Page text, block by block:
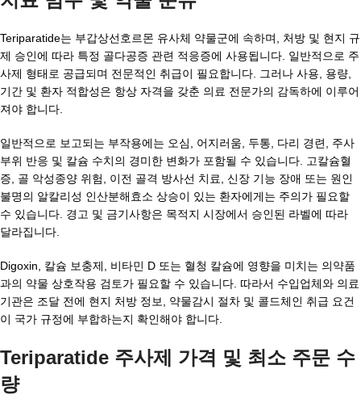
Teriparatide는 부갑상선호르몬 유사체 약물군에 속하며, 처방 및 현지 규
제 승인에 따라 특정 골다공증 관련 적응증에 사용됩니다. 일반적으로 주
사제 형태로 공급되며 전문적인 취급이 필요합니다. 그러나 사용, 용량,
기간 및 환자 적합성은 항상 자격을 갖춘 의료 전문가의 감독하에 이루어
져야 합니다.
일반적으로 보고되는 부작용에는 오심, 어지러움, 두통, 다리 경련, 주사
부위 반응 및 칼슘 수치의 경미한 변화가 포함될 수 있습니다. 고칼슘혈
증, 골 악성종양 위험, 이전 골격 방사선 치료, 신장 기능 장애 또는 원인
불명의 알칼리성 인산분해효소 상승이 있는 환자에게는 주의가 필요할
수 있습니다. 경고 및 금기사항은 목적지 시장에서 승인된 라벨에 따라
달라집니다.
Digoxin, 칼슘 보충제, 비타민 D 또는 혈청 칼슘에 영향을 미치는 의약품
과의 약물 상호작용 검토가 필요할 수 있습니다. 따라서 수입업체와 의료
기관은 조달 전에 현지 처방 정보, 약물감시 절차 및 콜드체인 취급 요건
이 국가 규정에 부합하는지 확인해야 합니다.
Teriparatide 주사제 가격 및 최소 주문 수
량